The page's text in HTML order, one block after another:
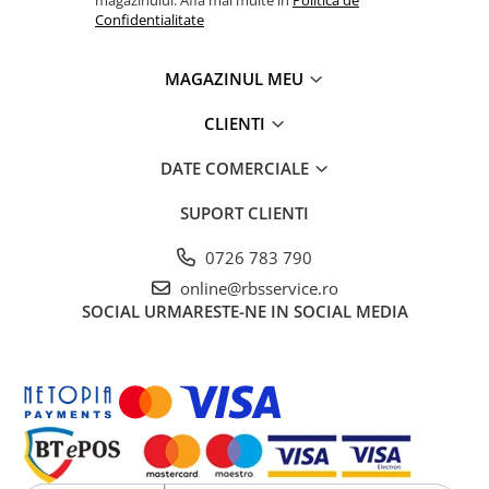
minimizând amprenta asupra mediului.
Confidentialitate
MAGAZINUL MEU
CLIENTI
DATE COMERCIALE
SUPORT CLIENTI
0726 783 790
online@rbsservice.ro
SOCIAL URMARESTE-NE IN SOCIAL MEDIA